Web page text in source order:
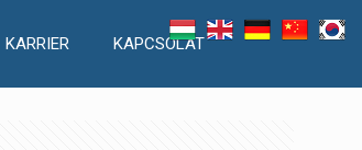
KARRIER KAPCSOLAT